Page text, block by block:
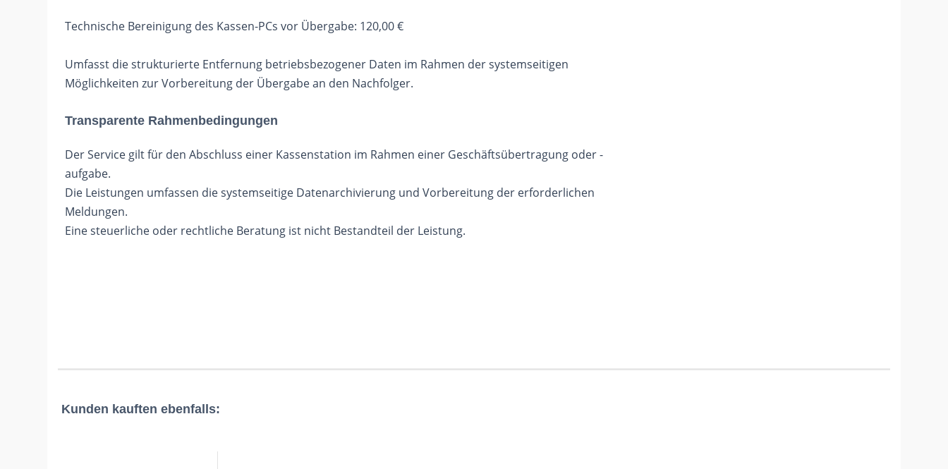
Technische Bereinigung des Kassen-PCs vor Übergabe: 120,00 €
Umfasst die strukturierte Entfernung betriebsbezogener Daten im Rahmen der systemseitigen
Möglichkeiten zur Vorbereitung der Übergabe an den Nachfolger.
Transparente Rahmenbedingungen
Der Service gilt für den Abschluss einer Kassenstation im Rahmen einer Geschäftsübertragung oder -
aufgabe.
Die Leistungen umfassen die systemseitige Datenarchivierung und Vorbereitung der erforderlichen
Meldungen.
Eine steuerliche oder rechtliche Beratung ist nicht Bestandteil der Leistung.
Kunden kauften ebenfalls: